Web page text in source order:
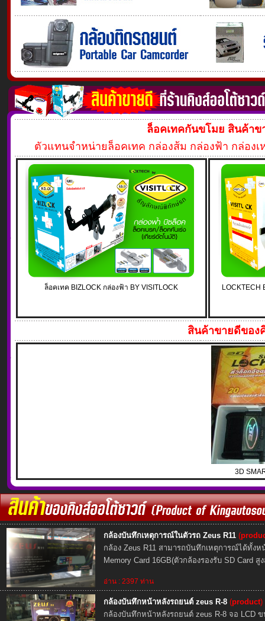
ล็อคเทคกันขโมย สินค้า
ตัวแทนจำหน่ายล็อคเทค กล่องส้ม กล่องฟ้า กล่อง
ล็อคเทค BIZLOCK กล่องฟ้า BY VISITLOCK LOCKTECH
สินค้าขายดีของ
3D
กล้องบันทึกเหตุการณ์ในตัวรถ Zeus R11 (
กล้อง Zeus R11 สามารถบันทึกเหตุการณ์ได้ทั้ง
Memory Card 16GB(ตัวกล้องรองรับ SD Card สู
อ่าน : 2397 ท่าน
กล้องบันทึกหน้าหลังรถยนต์ zeus R-8 (product)
กล้องบันทึกหน้าหลังรถยนต์ zeus R-8 จอ LCD ข